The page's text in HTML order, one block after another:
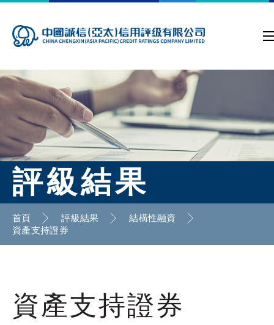
評級結果
首頁 評級結果
結構性融資
資產支持證券
資產支持證券